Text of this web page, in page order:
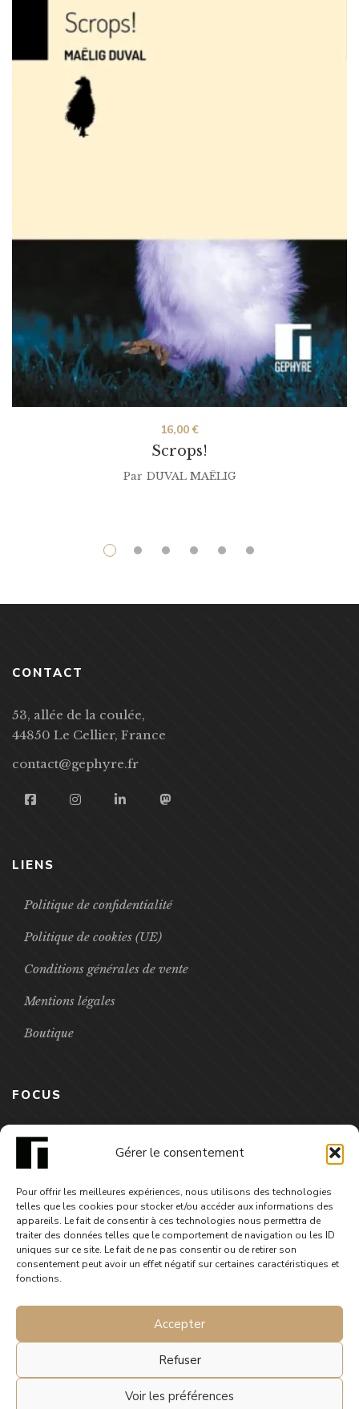
Gérer le consentement
Pour offrir les meilleures expériences, nous utilisons des technologies
telles que les cookies pour stocker et/ou accéder aux informations des
appareils. Le fait de consentir à ces technologies nous permettra de
traiter des données telles que le comportement de navigation ou les ID
uniques sur ce site. Le fait de ne pas consentir ou de retirer son
consentement peut avoir un effet négatif sur certaines caractéristiques et
fonctions.
Accepter
Refuser
Voir les préférences
Scrops!
16,00€
Par DUVAL MAËLIG
CONTACT
53, allée de la coulée,
44850 Le Cellier, France
contact@gephyre.fr
LIENS
Politique de confidentialité
Politique de cookies (UE)
Conditions générales de vente
Mentions légales
Boutique
FOCUS
Jason et Robur - saison2 épisode3
© 2025 Gephyre éditions. Tous droits réservés.